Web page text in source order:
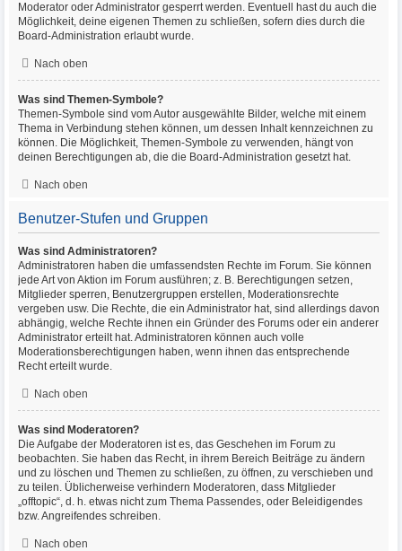
Moderator oder Administrator gesperrt werden. Eventuell hast du auch die
Möglichkeit, deine eigenen Themen zu schließen, sofern dies durch die
Board-Administration erlaubt wurde.
Nach oben
Was sind Themen-Symbole?
Themen-Symbole sind vom Autor ausgewählte Bilder, welche mit einem
Thema in Verbindung stehen können, um dessen Inhalt kennzeichnen zu
können. Die Möglichkeit, Themen-Symbole zu verwenden, hängt von
deinen Berechtigungen ab, die die Board-Administration gesetzt hat.
Nach oben
Benutzer-Stufen und Gruppen
Was sind Administratoren?
Administratoren haben die umfassendsten Rechte im Forum. Sie können
jede Art von Aktion im Forum ausführen; z. B. Berechtigungen setzen,
Mitglieder sperren, Benutzergruppen erstellen, Moderationsrechte
vergeben usw. Die Rechte, die ein Administrator hat, sind allerdings davon
abhängig, welche Rechte ihnen ein Gründer des Forums oder ein anderer
Administrator erteilt hat. Administratoren können auch volle
Moderationsberechtigungen haben, wenn ihnen das entsprechende
Recht erteilt wurde.
Nach oben
Was sind Moderatoren?
Die Aufgabe der Moderatoren ist es, das Geschehen im Forum zu
beobachten. Sie haben das Recht, in ihrem Bereich Beiträge zu ändern
und zu löschen und Themen zu schließen, zu öffnen, zu verschieben und
zu teilen. Üblicherweise verhindern Moderatoren, dass Mitglieder
„offtopic“, d. h. etwas nicht zum Thema Passendes, oder Beleidigendes
bzw. Angreifendes schreiben.
Nach oben